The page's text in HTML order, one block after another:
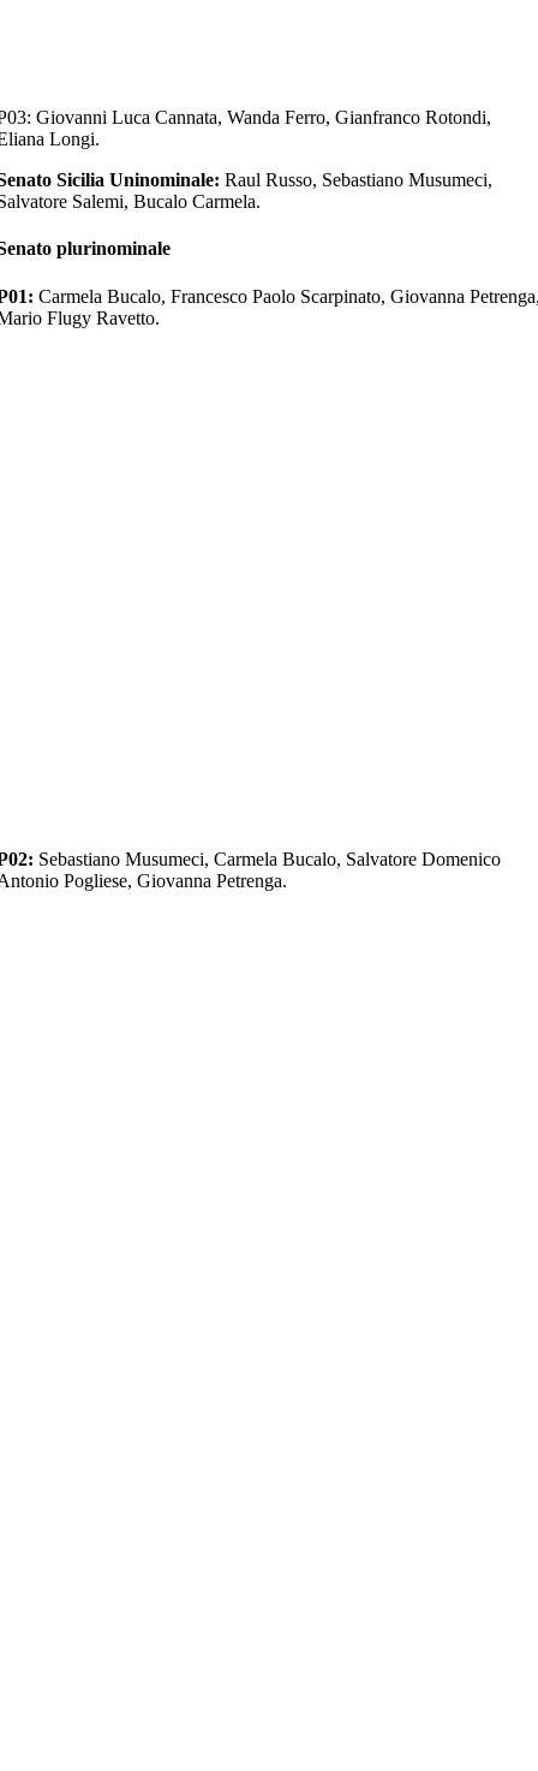
Giovanni Luca Cannata, Wanda Ferro, Gianfranco Rotondi,
Longi.
Sicilia Uninominale: Raul Russo, Sebastiano Musumeci,
Salemi, Bucalo Carmela.
plurinominale
Carmela Bucalo, Francesco Paolo Scarpinato, Giovanna
Flugy Ravetto.
Sebastiano Musumeci, Carmela Bucalo, Salvatore Domenico
Pogliese, Giovanna Petrenga.